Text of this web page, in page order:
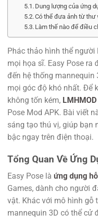
Dung lượng của ứng
Có thể đưa ảnh từ thư
Làm thế nào để điều
Phác thảo hình thể
mọi họa sĩ. Easy Pose
đến hệ thống
mọi góc độ khó nhất. Để
không tốn kém, LMHMOD
Pose Mod APK. Bài viết
sáng tạo thú vị, giúp bạn
bậc ngay trên điện thoại.
Tổng Quan Về Ứng
Easy Pose là ứng dụng
Games, dành cho người
vật. Khác với mô hình gỗ
mannequin 3D có thể cử